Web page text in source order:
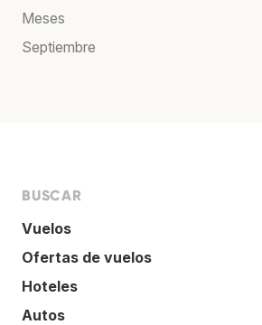
Meses
Septiembre
BUSCAR
Vuelos
Ofertas de vuelos
Hoteles
Autos